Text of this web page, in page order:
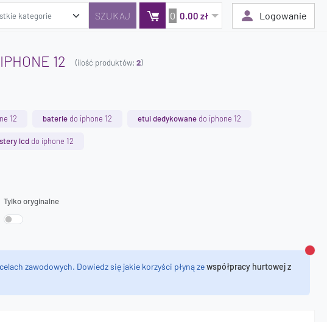
0 0.00 zł Logowanie
12 (ilość produktów: 2)
12 baterie do iphone 12 etui dedykowane do iphone 12
lcd do iphone 12
Tylko oryginalne
zawodowych. Dowiedz się jakie korzyści płyną zewspółpracy hurtowej z